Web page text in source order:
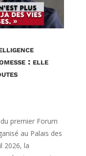
: elle
premier Forum
au Palais des
2026, la